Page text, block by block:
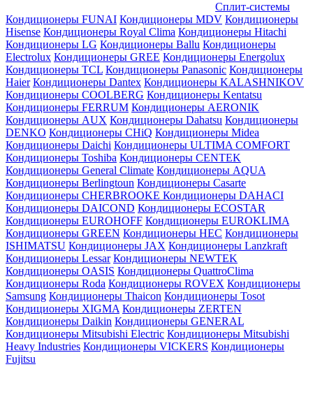
Сплит-системы
Кондиционеры FUNAI Кондиционеры MDV Кондиционеры
Hisense Кондиционеры Royal Clima Кондиционеры Hitachi
Кондиционеры LG Кондиционеры Ballu Кондиционеры
Electrolux Кондиционеры GREE Кондиционеры Energolux
Кондиционеры TCL Кондиционеры Panasonic Кондиционеры
Haier Кондиционеры Dantex Кондиционеры KALASHNIKOV
Кондиционеры СOOLBERG Кондиционеры Kentatsu
Кондиционеры FERRUM Кондиционеры AERONIK
Кондиционеры AUX Кондиционеры Dahatsu Кондиционеры
DENKO Кондиционеры CHiQ Кондиционеры Midea
Кондиционеры Daichi Кондиционеры ULTIMA COMFORT
Кондиционеры Toshiba Кондиционеры CENTEK
Кондиционеры General Climate Кондиционеры AQUA
Кондиционеры Berlingtoun Кондиционеры Casarte
Кондиционеры CHERBROOKE Кондиционеры DAHACI
Кондиционеры DAICOND Кондиционеры ECOSTAR
Кондиционеры EUROHOFF Кондиционеры EUROKLIMA
Кондиционеры GREEN Кондиционеры HEC Кондиционеры
ISHIMATSU Кондиционеры JAX Кондиционеры Lanzkraft
Кондиционеры Lessar Кондиционеры NEWTEK
Кондиционеры OASIS Кондиционеры QuattroClima
Кондиционеры Roda Кондиционеры ROVEX Кондиционеры
Samsung Кондиционеры Thaicon Кондиционеры Tosot
Кондиционеры XIGMA Кондиционеры ZERTEN
Кондиционеры Daikin Кондиционеры GENERAL
Кондиционеры Mitsubishi Electric Кондиционеры Mitsubishi
Heavy Industries Кондиционеры VICKERS Кондиционеры
Fujitsu